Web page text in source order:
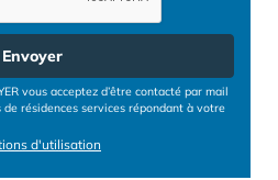
Envoyer
vous acceptez d’être contacté par mail
résidences services répondant à votre
d'utilisation